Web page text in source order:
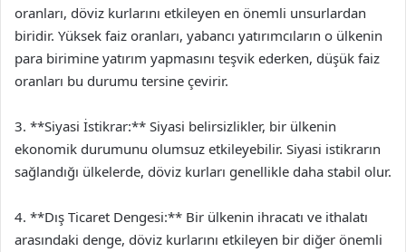
oranları, döviz kurlarını etkileyen en önemli unsurlardan
biridir. Yüksek faiz oranları, yabancı yatırımcıların o ülkenin
para birimine yatırım yapmasını teşvik ederken, düşük faiz
oranları bu durumu tersine çevirir.
3. **Siyasi İstikrar:** Siyasi belirsizlikler, bir ülkenin
ekonomik durumunu olumsuz etkileyebilir. Siyasi istikrarın
sağlandığı ülkelerde, döviz kurları genellikle daha stabil olur.
4. **Dış Ticaret Dengesi:** Bir ülkenin ihracatı ve ithalatı
arasındaki denge, döviz kurlarını etkileyen bir diğer önemli